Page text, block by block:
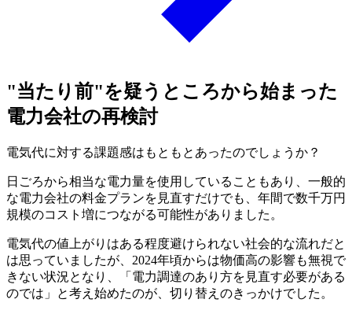
"当たり前"を疑うところから始まった
電力会社の再検討
電気代に対する課題感はもともとあったのでしょうか？
日ごろから相当な電力量を使用していることもあり、一般的
な電力会社の料金プランを見直すだけでも、年間で数千万円
規模のコスト増につながる可能性がありました。
電気代の値上がりはある程度避けられない社会的な流れだと
は思っていましたが、2024年頃からは物価高の影響も無視で
きない状況となり、「電力調達のあり方を見直す必要がある
のでは」と考え始めたのが、切り替えのきっかけでした。